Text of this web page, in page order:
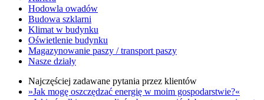
Hodowla owadów
Budowa szklarni
Klimat w budynku
Oświetlenie budynku
Magazynowanie paszy / transport paszy
Nasze działy
Najczęściej zadawane pytania przez klientów
»Jak mogę oszczędzać energię w moim gospodarstwie?«